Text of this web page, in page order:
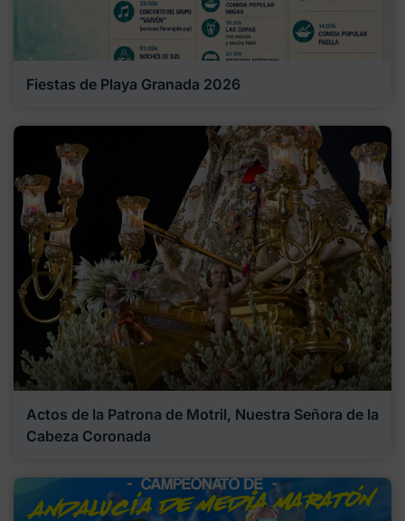
Fiestas de Playa Granada 2026
Actos de la Patrona de Motril, Nuestra Señora de la
Cabeza Coronada